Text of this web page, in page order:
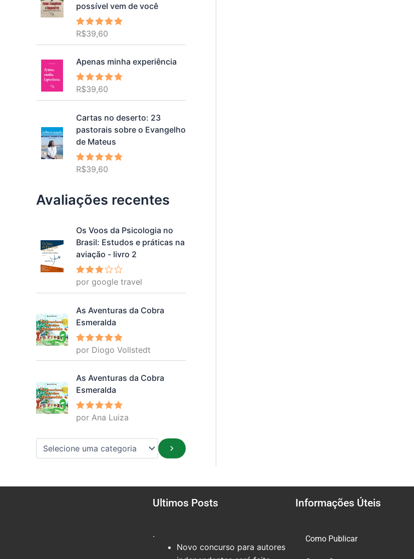
possível vem de você
Avaliação
R$39,60
Apenas minha experiência
Avaliação
R$39,60
Cartas no deserto: 23
pastorais sobre o Evangelho
de Mateus
Avaliação
R$39,60
Avaliações recentes
Os Voos da Psicologia no
Brasil: Estudos e práticas na
aviação - livro 2
Avalia
ção 3
por google travel
As Aventuras da Cobra
Esmeralda
Avaliação
5
por Diogo Vollstedt
As Aventuras da Cobra
Esmeralda
Avaliação
5
por Ana Luiza
Ultimos Posts
.
Novo concurso para autores
Informações Úteis
Como Publicar